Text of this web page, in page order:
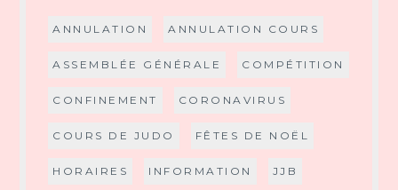
ANNULATION ANNULATION COURS
ASSEMBLÉE GÉNÉRALE COMPÉTITION
CONFINEMENT CORONAVIRUS
COURS DE JUDO FÊTES DE NOËL
HORAIRES INFORMATION JJB